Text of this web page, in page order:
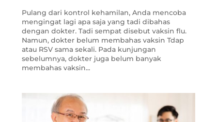
Pulang dari kontrol kehamilan, Anda mencoba
mengingat lagi apa saja yang tadi dibahas
dengan dokter. Tadi sempat disebut vaksin flu.
Namun, dokter belum membahas vaksin Tdap
atau RSV sama sekali. Pada kunjungan
sebelumnya, dokter juga belum banyak
membahas vaksin...